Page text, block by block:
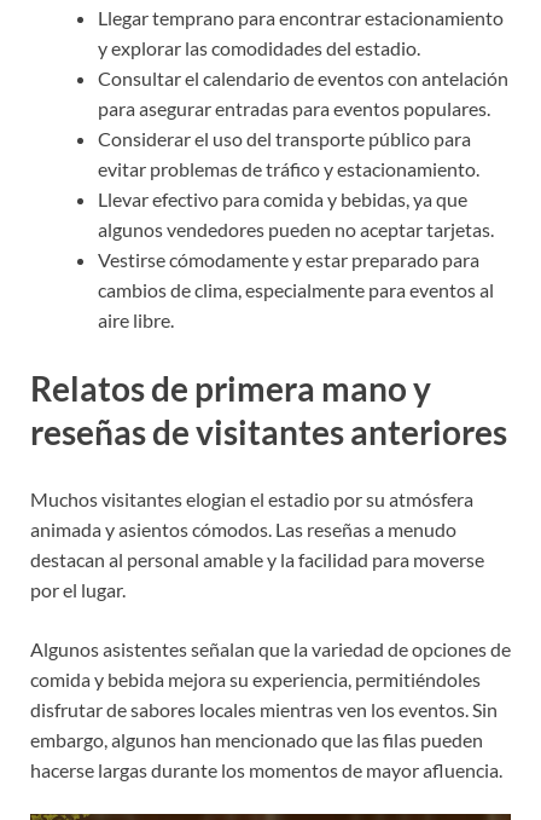
Llegar temprano para encontrar estacionamiento
y explorar las comodidades del estadio.
Consultar el calendario de eventos con antelación
para asegurar entradas para eventos populares.
Considerar el uso del transporte público para
evitar problemas de tráfico y estacionamiento.
Llevar efectivo para comida y bebidas, ya que
algunos vendedores pueden no aceptar tarjetas.
Vestirse cómodamente y estar preparado para
cambios de clima, especialmente para eventos al
aire libre.
Relatos de primera mano y
reseñas de visitantes anteriores
Muchos visitantes elogian el estadio por su atmósfera
animada y asientos cómodos. Las reseñas a menudo
destacan al personal amable y la facilidad para moverse
por el lugar.
Algunos asistentes señalan que la variedad de opciones de
comida y bebida mejora su experiencia, permitiéndoles
disfrutar de sabores locales mientras ven los eventos. Sin
embargo, algunos han mencionado que las filas pueden
hacerse largas durante los momentos de mayor afluencia.